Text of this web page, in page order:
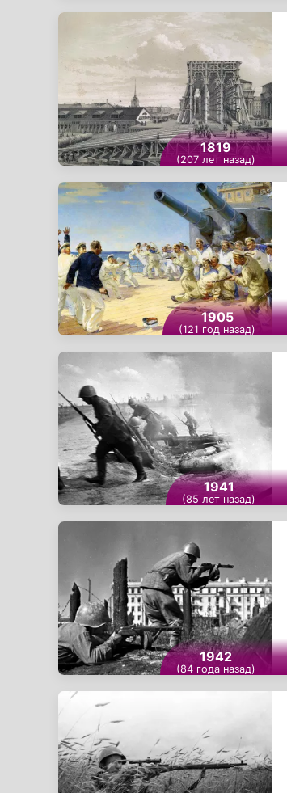
1819
(207 лет назад)
1905
(121 год назад)
1941
(85 лет назад)
1942
(84 года назад)